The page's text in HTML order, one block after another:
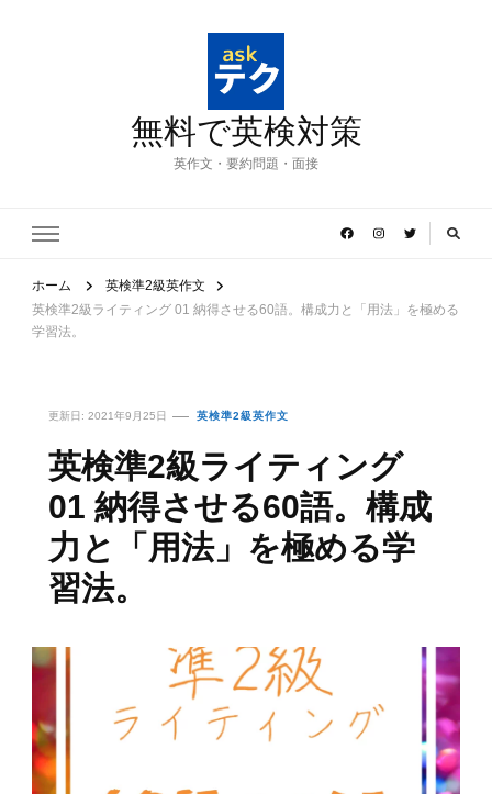
無料で英検対策
英作文・要約問題・面接
ホーム
英検準2級英作文
英検準2級ライティング 01 納得させる60語。構成力と「用法」を極める
学習法。
更新日: 2021年9月25日 英検準2級英作文
英検準2級ライティング
01 納得させる60語。構成
力と「用法」を極める学
習法。